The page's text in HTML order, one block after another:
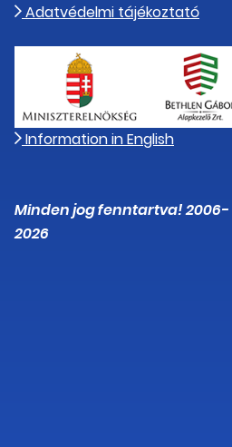
Adatvédelmi tájékoztató
Information in English
Minden jog fenntartva! 2006-
2026